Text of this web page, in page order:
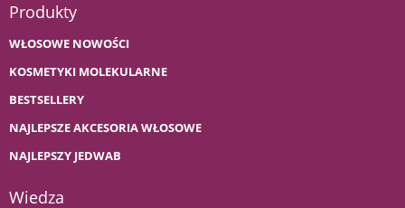
Produkty
WŁOSOWE NOWOŚCI
KOSMETYKI MOLEKULARNE
BESTSELLERY
NAJLEPSZE AKCESORIA WŁOSOWE
NAJLEPSZY JEDWAB
Wiedza